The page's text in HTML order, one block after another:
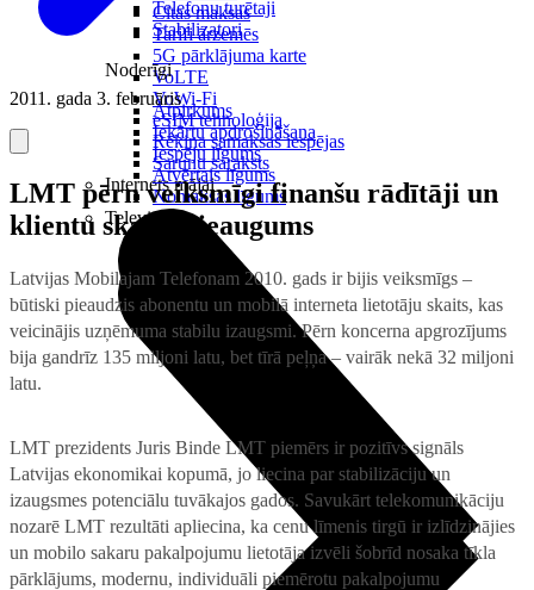
Citas maksas
Tarifi ārzemēs
5G pārklājuma karte
VoLTE
VoWi-Fi
eSIM tehnoloģija
Rēķina samaksas iespējas
Sarunu saraksts
Internets mājai
Telefonu turētaji
Stabilizatori
Noderīgi
Atpirkums
Iekārtu apdrošināšana
Iespēju līgums
Atvērtais līgums
Nomaksas līgums
Televizori
2011. gada 3. februāris
LMT pērn veiksmīgi finanšu rādītāji un
klientu skaita pieaugums
Latvijas Mobilajam Telefonam 2010. gads ir bijis veiksmīgs –
būtiski pieaudzis abonentu un mobilā interneta lietotāju skaits, kas
veicinājis uzņēmuma stabilu izaugsmi.Pērn koncerna apgrozījums
bija gandrīz 135 miljoni latu, bet tīrā peļņa – vairāk nekā 32 miljoni
latu.
LMT prezidents Juris Binde LMT piemērs ir pozitīvs signāls
Latvijas ekonomikai kopumā, jo liecina par stabilizāciju un
izaugsmes potenciālu tuvākajos gados. Savukārt telekomunikāciju
nozarē LMT rezultāti apliecina, ka cenu līmenis tirgū ir izlīdzinājies
un mobilo sakaru pakalpojumu lietotāja izvēli šobrīd nosaka tīkla
pārklājums, modernu, individuāli piemērotu pakalpojumu